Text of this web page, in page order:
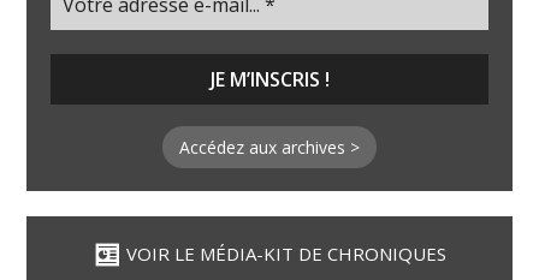
Accédez aux archives >
VOIR LE MÉDIA-KIT DE CHRONIQUES